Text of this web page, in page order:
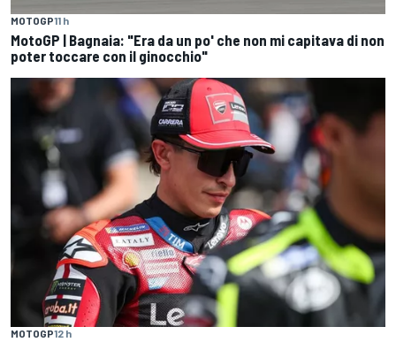
MOTOGP11 h
MotoGP | Bagnaia: "Era da un po' che non mi capitava di non
poter toccare con il ginocchio"
MOTOGP12 h